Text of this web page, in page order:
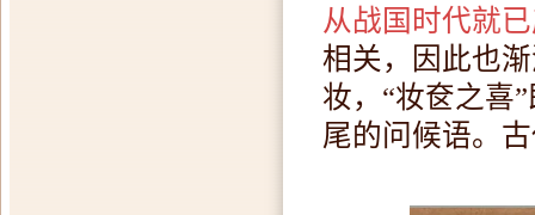
从战国时代就
相关，因此也
妆，“妆奁之喜
尾的问候语。